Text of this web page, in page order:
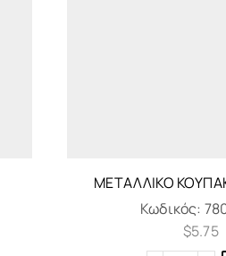
ΜΕΤΑΛΛΙΚΌ
Κωδικός:
$5.75